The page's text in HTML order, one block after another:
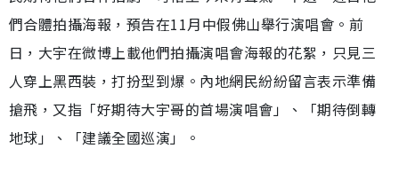
們合體拍攝海報，預告在11月中假佛山舉行演唱會。前
日，大宇在微博上載他們拍攝演唱會海報的花絮，只見三
人穿上黑西裝，打扮型到爆。內地網民紛紛留言表示準備
搶飛，又指「好期待大宇哥的首場演唱會」、「期待倒轉
地球」、「建議全國巡演」。